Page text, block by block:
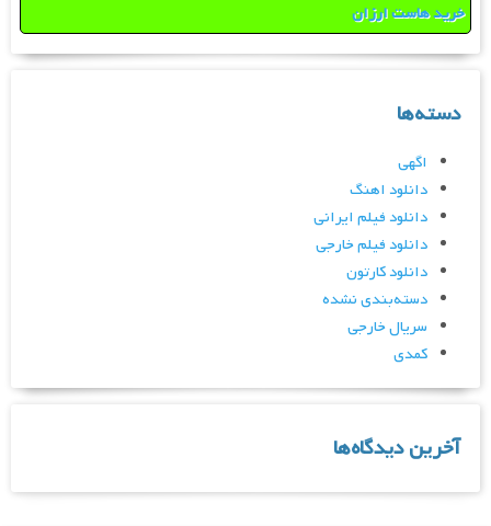
خرید هاست ارزان
دسته‌ها
اگهی
دانلود اهنگ
دانلود فیلم ایرانی
دانلود فیلم خارجی
دانلود کارتون
دسته‌بندی نشده
سریال خارجی
کمدی
آخرین دیدگاه‌ها